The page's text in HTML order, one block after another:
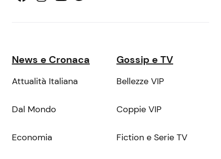
News e Cronaca
Attualità Italiana
Dal Mondo
Economia
Gossip e TV
Bellezze VIP
Coppie VIP
Fiction e Serie TV